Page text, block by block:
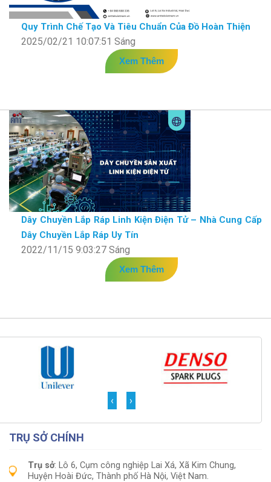
Quy Trình Chế Tạo Và Tiêu Chuẩn Của Đồ Hoàn Thiện
2025/02/21 10:07:51 Sáng
Xem Thêm
Dây Chuyền Lắp Ráp Linh Kiện Điện Tử – Nhà Cung Cấp
Dây Chuyền Lắp Ráp Uy Tín
2022/11/15 9:03:27 Sáng
Xem Thêm
‹ ›
TRỤ SỞ CHÍNH
Trụ sở: Lô 6, Cụm công nghiệp Lai Xá, Xã Kim Chung,
Huyện Hoài Đức, Thành phố Hà Nội, Việt Nam.